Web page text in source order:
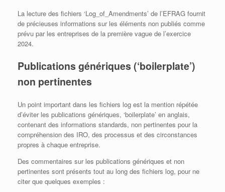
La lecture des fichiers ‘Log_of_Amendments’ de l’EFRAG fournit
de précieuses informations sur les éléments non publiés comme
prévu par les entreprises de la première vague de l’exercice
2024.
Publications génériques (‘boilerplate’)
non pertinentes
Un point important dans les fichiers log est la mention répétée
d’éviter les publications génériques, ‘boilerplate’ en anglais,
contenant des informations standards, non pertinentes pour la
compréhension des IRO, des processus et des circonstances
propres à chaque entreprise.
Des commentaires sur les publications génériques et non
pertinentes sont présents tout au long des fichiers log, pour ne
citer que quelques exemples :